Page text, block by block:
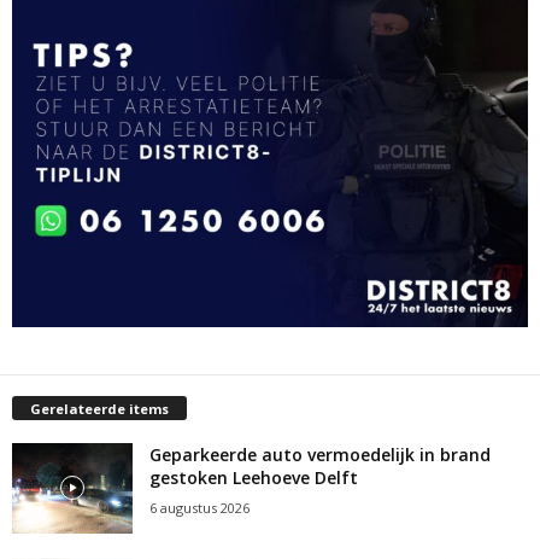
Gerelateerde items
Geparkeerde auto vermoedelijk in brand
gestoken Leehoeve Delft
6 augustus 2026